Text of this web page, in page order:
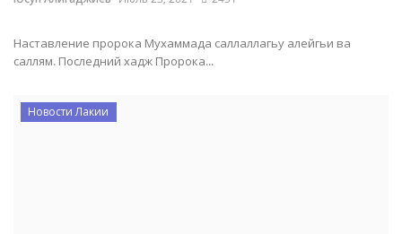
Наставление пророка Мухаммада саллаллагьу алейгьи ва
саллям. Последний хадж Пророка...
Новости Лакии